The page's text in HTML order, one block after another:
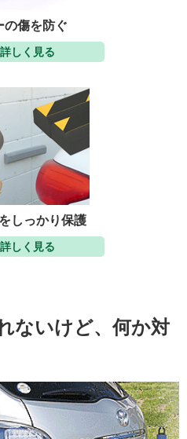
の傷を防ぐ
しく見る
しっかり保護
しく見る
ないけど、何か対